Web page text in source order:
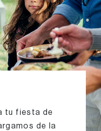
tu fiesta de
de la